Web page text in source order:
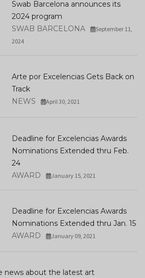
Swab Barcelona announces its
2024 program
SWAB BARCELONA
September 11,
2024
Arte por Excelencias Gets Back on
Track
NEWS
April 30, 2021
Deadline for Excelencias Awards
Nominations Extended thru Feb.
24
AWARD
January 15, 2021
Deadline for Excelencias Awards
Nominations Extended thru Jan. 15
AWARD
January 09, 2021
news about the latest art